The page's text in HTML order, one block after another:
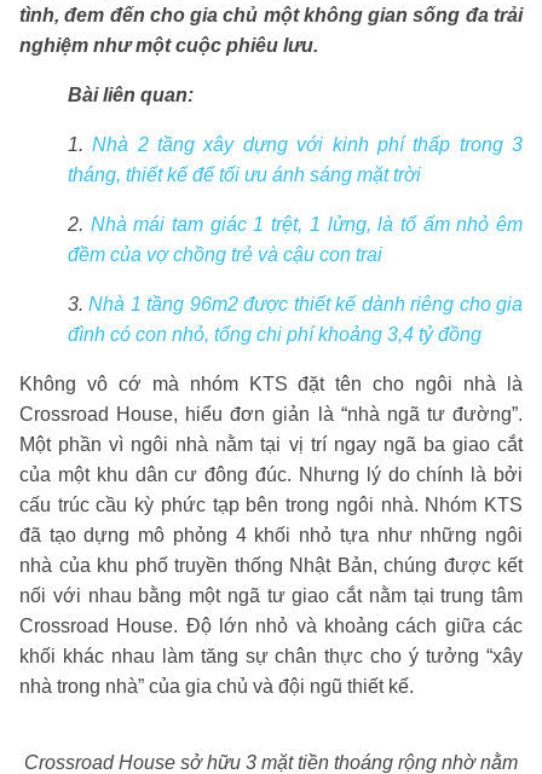
tình, đem đến cho gia chủ một không gian sống đa trải
nghiệm như một cuộc phiêu lưu.
Bài liên quan:
1.Nhà 2 tầng xây dựng với kinh phí thấp trong 3
tháng, thiết kế để tối ưu ánh sáng mặt trời
2. Nhà mái tam giác 1 trệt, 1 lửng, là tổ ấm nhỏ êm
đềm của vợ chồng trẻ và cậu con trai
3.Nhà 1 tầng 96m2 được thiết kế dành riêng cho gia
đình có con nhỏ, tổng chi phí khoảng 3,4 tỷ đồng
Không vô cớ mà nhóm KTS đặt tên cho ngôi nhà là
Crossroad House, hiểu đơn giản là “nhà ngã tư đường”.
Một phần vì ngôi nhà nằm tại vị trí ngay ngã ba giao cắt
của một khu dân cư đông đúc. Nhưng lý do chính là bởi
cấu trúc cầu kỳ phức tạp bên trong ngôi nhà. Nhóm KTS
đã tạo dựng mô phỏng 4 khối nhỏ tựa như những ngôi
nhà của khu phố truyền thống Nhật Bản, chúng được kết
nối với nhau bằng một ngã tư giao cắt nằm tại trung tâm
Crossroad House. Độ lớn nhỏ và khoảng cách giữa các
khối khác nhau làm tăng sự chân thực cho ý tưởng “xây
nhà trong nhà” của gia chủ và đội ngũ thiết kế.
Crossroad House sở hữu 3 mặt tiền thoáng rộng nhờ nằm